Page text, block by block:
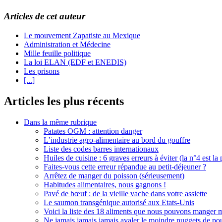
Articles de cet auteur
Le mouvement Zapatiste au Mexique
Administration et Médecine
Mille feuille politique
La loi ELAN (EDF et ENEDIS)
Les prisons
[...]
Articles les plus récents
Dans la même rubrique
Patates OGM : attention danger
L’industrie agro-alimentaire au bord du gouffre
Liste des codes barres internationaux
Huiles de cuisine : 6 graves erreurs à éviter (la n°4 est la
Faites-vous cette erreur répandue au petit-déjeuner ?
Arrêtez de manger du poisson (sérieusement)
Habitudes alimentaires, nous gagnons !
Pavé de bœuf : de la vieille vache dans votre assiette
Le saumon transgénique autorisé aux Etats-Unis
Voici la liste des 18 aliments que nous pouvons manger
Ne jamais jamais jamais avaler le moindre nuggets de